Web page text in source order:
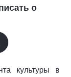
о
культуры в